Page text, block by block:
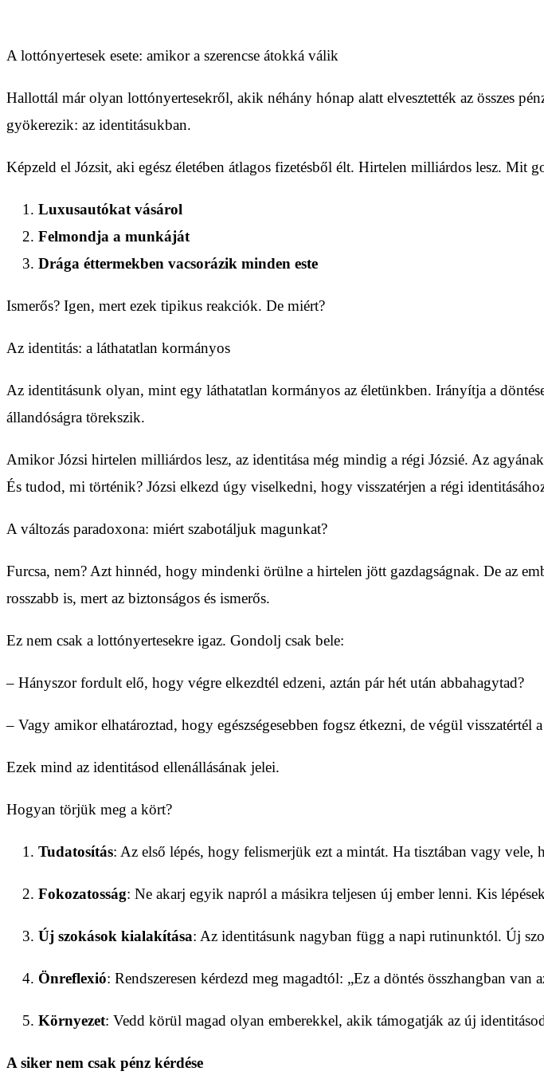
A lottónyertesek esete: amikor a szerencse átokká válik
Hallottál már olyan lottónyertesekről, akik néhány hónap alatt elvesztették az összes
gyökerezik: az identitásukban.
Képzeld el Józsit, aki egész életében átlagos fizetésből élt. Hirtelen milliárdos lesz. Mit
Luxusautókat vásárol
Felmondja a munkáját
Drága éttermekben vacsorázik minden este
Ismerős? Igen, mert ezek tipikus reakciók. De miért?
Az identitás: a láthatatlan kormányos
Az identitásunk olyan, mint egy láthatatlan kormányos az életünkben. Irányítja a
állandóságra törekszik.
Amikor Józsi hirtelen milliárdos lesz, az identitása még mindig a régi Józsié. Az
És tudod, mi történik? Józsi elkezd úgy viselkedni, hogy visszatérjen a régi
A változás paradoxona: miért szabotáljuk magunkat?
Furcsa, nem? Azt hinnéd, hogy mindenki örülne a hirtelen jött gazdagságnak. De az
rosszabb is, mert az biztonságos és ismerős.
Ez nem csak a lottónyertesekre igaz. Gondolj csak bele:
– Hányszor fordult elő, hogy végre elkezdtél edzeni, aztán pár hét után abbahagytad?
– Vagy amikor elhatároztad, hogy egészségesebben fogsz étkezni, de végül visszatértél
Ezek mind az identitásod ellenállásának jelei.
Hogyan törjük meg a kört?
Tudatosítás: Az első lépés, hogy felismerjük ezt a mintát. Ha tisztában vagy
Fokozatosság: Ne akarj egyik napról a másikra teljesen új ember lenni. Kis
Új szokások kialakítása: Az identitásunk nagyban függ a napi rutinunktól. Új
Önreflexió: Rendszeresen kérdezd meg magadtól: „Ez a döntés összhangban van
Környezet: Vedd körül magad olyan emberekkel, akik támogatják az új
A siker nem csak pénz kérdése